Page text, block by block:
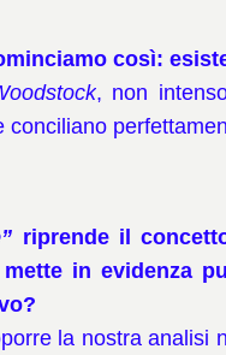
così:
, non
conciliano
riprende il
in evidenza
la nostra